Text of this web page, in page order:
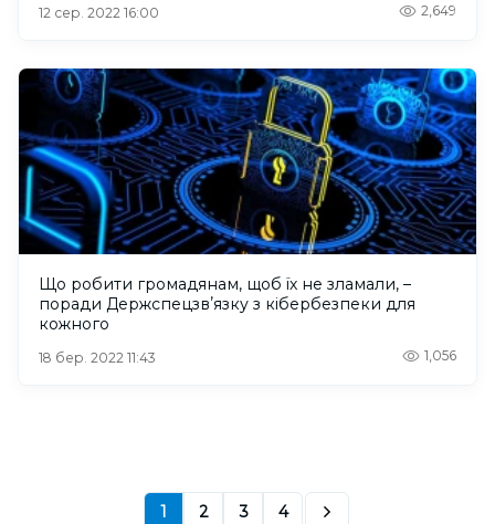
12 сер. 2022 16:00 2,649
Що робити громадянам, щоб їх не зламали, –
поради Держспецзвʼязку з кібербезпеки для
кожного
18 бер. 2022 11:43 1,056
1 2 3 4